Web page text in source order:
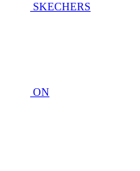
SKECHERS
ON